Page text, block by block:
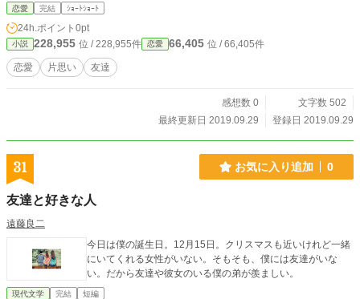
恋愛 完結 ｼｮｰﾄｼｮｰﾄ
24h.ポイント 0pt
小説 228,955 位 / 228,955件 恋愛 66,405 位 / 66,405件
恋愛 片思い 友達
感想数 0
文字数 502
最終更新日 2019.09.29
登録日 2019.09.29
31 お気に入り追加 0
友達と好きな人
遠藤良二
今日は僕の誕生日。12月15日。クリスマスも近いけれど一緒
にいてくれる女性がいない。そもそも、僕には友達がいな
い。だから友達や彼女のいる僕の弟が羨ましい。
現代文学 完結 短編